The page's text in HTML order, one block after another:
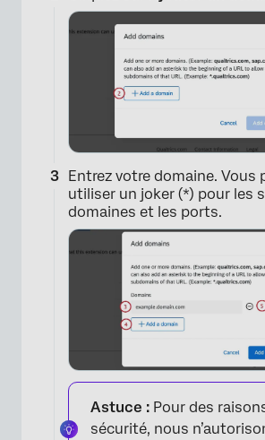
Entrez votre domaine. Vous
utiliser un joker (*) pour les
domaines et les ports.
Astuce : Pour des
sécurité, nous